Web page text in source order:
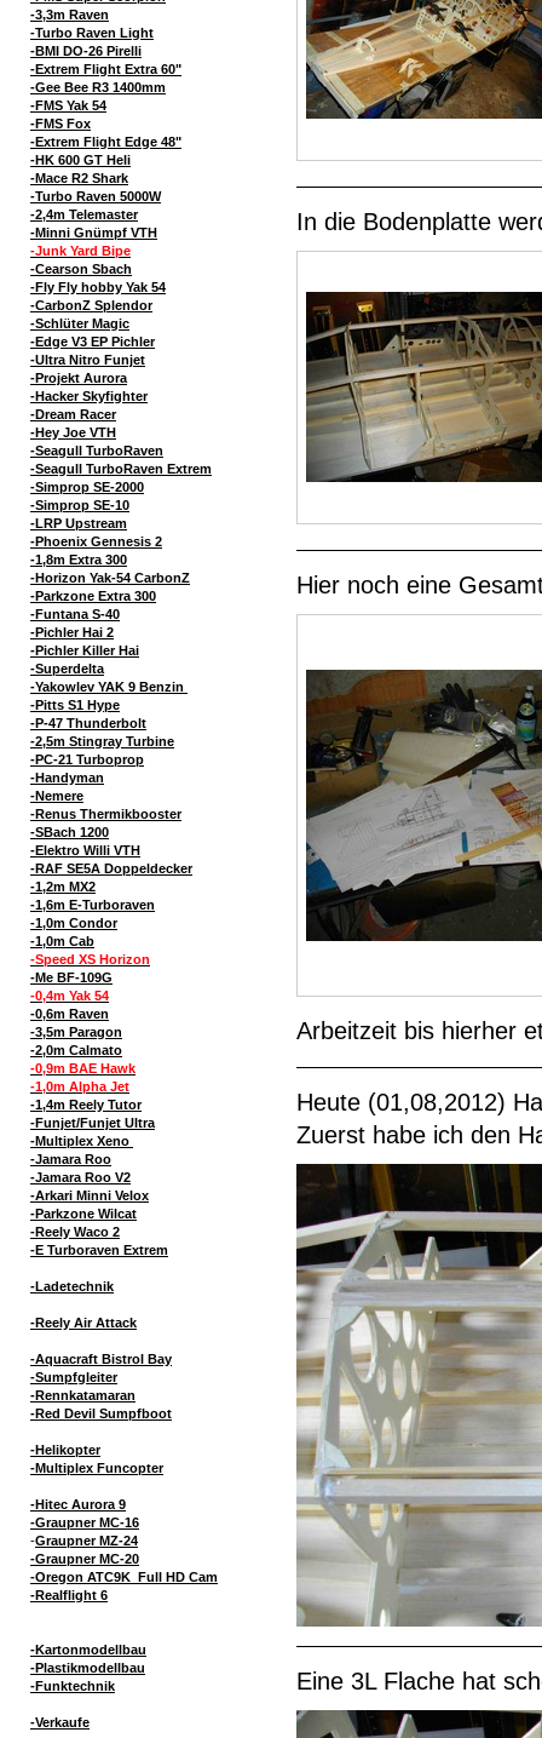
In die Bodenplatte
Hier noch eine
Arbeitzeit bis hierher
Heute (01,08,2012)
Zuerst habe ich den
Eine 3L Flache hat
-3,3m Raven
-Turbo Raven Light
-BMI DO-26 Pirelli
-Extrem Flight Extra 60"
-Gee Bee R3 1400mm
-FMS Yak 54
-FMS Fox
-Extrem Flight Edge 48"
-HK 600 GT Heli
-Mace R2 Shark
-Turbo Raven 5000W
-2,4m Telemaster
-Minni Gnümpf VTH
-Junk Yard Bipe
-Cearson Sbach
-Fly Fly hobby Yak 54
-CarbonZ Splendor
-Schlüter Magic
-Edge V3 EP Pichler
-Ultra Nitro Funjet
-Projekt Aurora
-Hacker Skyfighter
-Dream Racer
-Hey Joe VTH
-Seagull TurboRaven
-Seagull TurboRaven Extrem
-Simprop SE-2000
-Simprop SE-10
-LRP Upstream
-Phoenix Gennesis 2
-1,8m Extra 300
-Horizon Yak-54 CarbonZ
-Parkzone Extra 300
-Funtana S-40
-Pichler Hai 2
-Pichler Killer Hai
-Superdelta
-Yakowlev YAK 9 Benzin
-Pitts S1 Hype
-P-47 Thunderbolt
-2,5m Stingray Turbine
-PC-21 Turboprop
-Handyman
-Nemere
-Renus Thermikbooster
-SBach 1200
-Elektro Willi VTH
-RAF SE5A Doppeldecker
-1,2m MX2
-1,6m E-Turboraven
-1,0m Condor
-1,0m Cab
-Speed XS Horizon
-Me BF-109G
-0,4m Yak 54
-0,6m Raven
-3,5m Paragon
-2,0m Calmato
-0,9m BAE Hawk
-1,0m Alpha Jet
-1,4m Reely Tutor
-Funjet/Funjet Ultra
-Multiplex Xeno
-Jamara Roo
-Jamara Roo V2
-Arkari Minni Velox
-Parkzone Wilcat
-Reely Waco 2
-E Turboraven Extrem
-Ladetechnik
-Reely Air Attack
-Aquacraft Bistrol Bay
-Sumpfgleiter
-Rennkatamaran
-Red Devil Sumpfboot
-Helikopter
-Multiplex Funcopter
-Hitec Aurora 9
-Graupner MC-16
-Graupner MZ-24
-Graupner MC-20
-Oregon ATC9K Full HD Cam
-Realflight 6
-Kartonmodellbau
-Plastikmodellbau
-Funktechnik
-Verkaufe